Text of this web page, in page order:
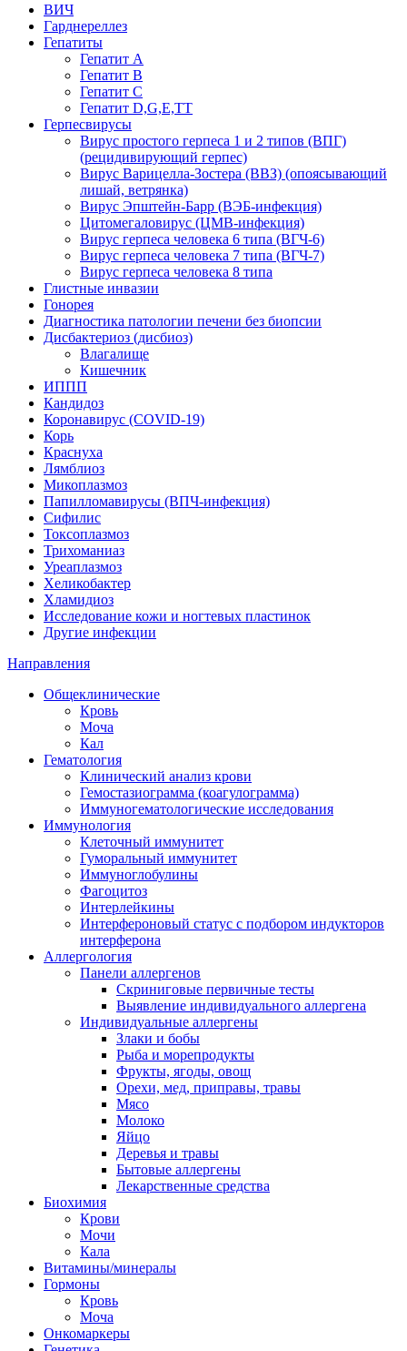
ВИЧ
Гарднереллез
Гепатиты
Гепатит А
Гепатит В
Гепатит С
Гепатит D,G,Е,ТТ
Герпесвирусы
Вирус простого герпеса 1 и 2 типов (ВПГ)
(рецидивирующий герпес)
Вирус Варицелла-Зостера (ВВЗ) (опоясывающий
лишай, ветрянка)
Вирус Эпштейн-Барр (ВЭБ-инфекция)
Цитомегаловирус (ЦМВ-инфекция)
Вирус герпеса человека 6 типа (ВГЧ-6)
Вирус герпеса человека 7 типа (ВГЧ-7)
Вирус герпеса человека 8 типа
Глистные инвазии
Гонорея
Диагностика патологии печени без биопсии
Дисбактериоз (дисбиоз)
Влагалище
Кишечник
ИППП
Кандидоз
Коронавирус (COVID-19)
Корь
Краснуха
Лямблиоз
Микоплазмоз
Папилломавирусы (ВПЧ-инфекция)
Сифилис
Токсоплазмоз
Трихоманиаз
Уреаплазмоз
Хеликобактер
Хламидиоз
Исследование кожи и ногтевых пластинок
Другие инфекции
Направления
Общеклинические
Кровь
Моча
Кал
Гематология
Клинический анализ крови
Гемостазиограмма (коагулограмма)
Иммуногематологические исследования
Иммунология
Клеточный иммунитет
Гуморальный иммунитет
Иммуноглобулины
Фагоцитоз
Интерлейкины
Интерфероновый статус с подбором индукторов
интерферона
Аллергология
Панели аллергенов
Скриниговые первичные тесты
Выявление индивидуального аллергена
Индивидуальные аллергены
Злаки и бобы
Рыба и морепродукты
Фрукты, ягоды, овощ
Орехи, мед, приправы, травы
Мясо
Молоко
Яйцо
Деревья и травы
Бытовые аллергены
Лекарственные средства
Биохимия
Крови
Мочи
Кала
Витамины/минералы
Гормоны
Кровь
Моча
Онкомаркеры